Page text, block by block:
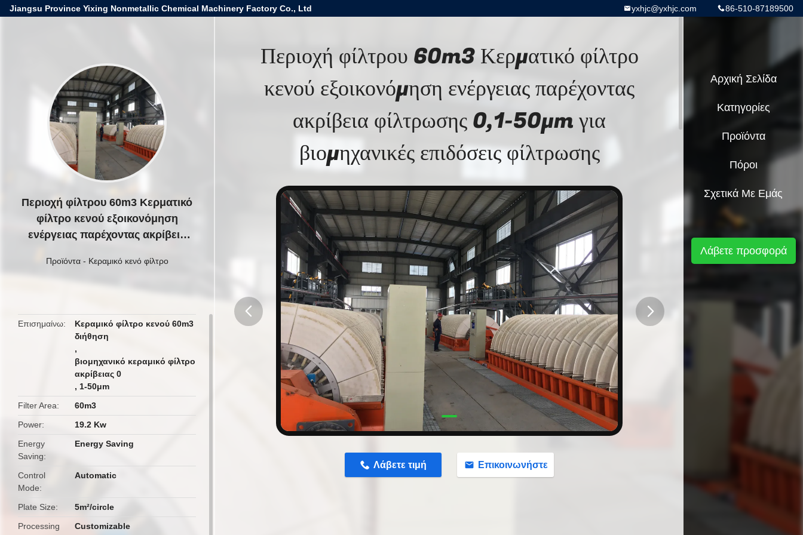
Jiangsu Province Yixing Nonmetallic Chemical Machinery Factory Co., Ltd 86-510-87189500
yxhjc@yxhjc.com
Περιοχή φίλτρου 60m3 Κερματικό
φίλτρο κενού εξοικονόμηση
ενέργειας παρέχοντας ακρίβεια
βιομηχανικές επιδόσεις φίλτρωσης
Προϊόντα- Κεραμικό κενό φίλτρο
Επισημαίνω
Κεραμικό φίλτρο κενού 60m3
διήθηση
,
βιομηχανικό κεραμικό φίλτρο
ακρίβειας 0
, 1-50μm
Filter Area
60m3
Power
19.2 Kw
Energy
Saving
Energy Saving
Control
Mode
Automatic
Plate Size
5m²/circle
Processing
Customizable
Περιοχή φίλτρου 60m3 Κερματικό φίλτρο
κενού εξοικονόμηση ενέργειας παρέχοντας
ακρίβεια φίλτρωσης 0,1-50μm για
βιομηχανικές επιδόσεις φίλτρωσης
Λάβετε τιμή Επικοινωνήστε
Αρχική Σελίδα
Κατηγορίες
Προϊόντα
Πόροι
Σχετικά Με Εμάς
Λάβετε προσφορά